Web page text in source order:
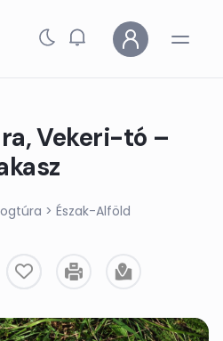
Vekeri-tó –
> Észak-Alföld